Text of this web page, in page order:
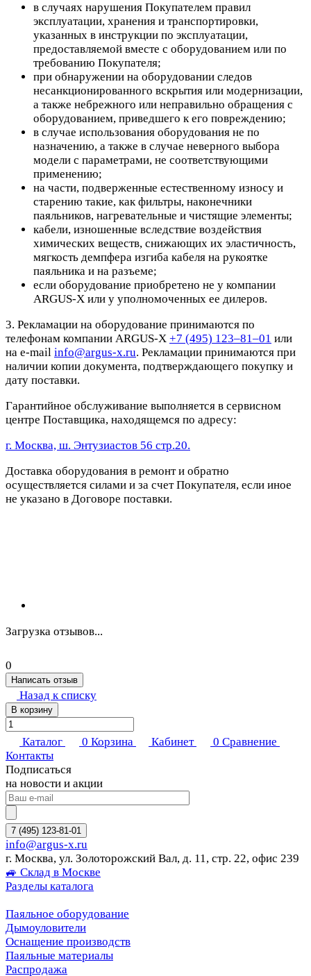
в случаях нарушения Покупателем правил
эксплуатации, хранения и транспортировки,
указанных в инструкции по эксплуатации,
предоставляемой вместе с оборудованием или по
требованию Покупателя;
при обнаружении на оборудовании следов
несанкционированного вскрытия или модернизации,
а также небрежного или неправильно обращения с
оборудованием, приведшего к его повреждению;
в случае использования оборудования не по
назначению, а также в случае неверного выбора
модели с параметрами, не соответствующими
применению;
на части, подверженные естественному износу и
старению такие, как фильтры, наконечники
паяльников, нагревательные и чистящие элементы;
кабели, изношенные вследствие воздействия
химических веществ, снижающих их эластичность,
мягкость демпфера изгиба кабеля на рукоятке
паяльника и на разъеме;
если оборудование приобретено не у компании
ARGUS-X или у уполномоченных ее дилеров.
3. Рекламации на оборудование принимаются по
телефонам компании ARGUS-X +7 (495) 123–81–01 или
на e-mail info@argus-x.ru. Рекламации принимаются при
наличии копии документа, подтверждающего покупку и
дату поставки.
Гарантийное обслуживание выполняется в сервисном
центре Поставщика, находящемся по адресу:
г. Москва, ш. Энтузиастов 56 стр.20.
Доставка оборудования в ремонт и обратно
осуществляется силами и за счет Покупателя, если иное
не указано в Договоре поставки.
Загрузка отзывов...
0
Написать отзыв
Назад к списку
В корзину
Каталог 0 Корзина Кабинет 0 Сравнение
Контакты
Подписаться
на новости и акции
7 (495) 123-81-01
info@argus-x.ru
г. Москва, ул. Золоторожский Вал, д. 11, стр. 22, офис 239
🚙 Склад в Москве
Разделы каталога
Паяльное оборудование
Дымоуловители
Оснащение производств
Паяльные материалы
Распродажа